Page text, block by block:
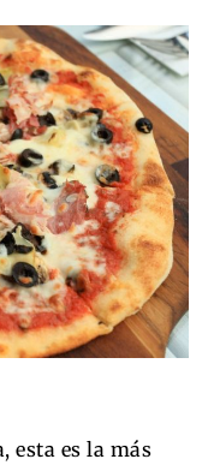
esta es la más